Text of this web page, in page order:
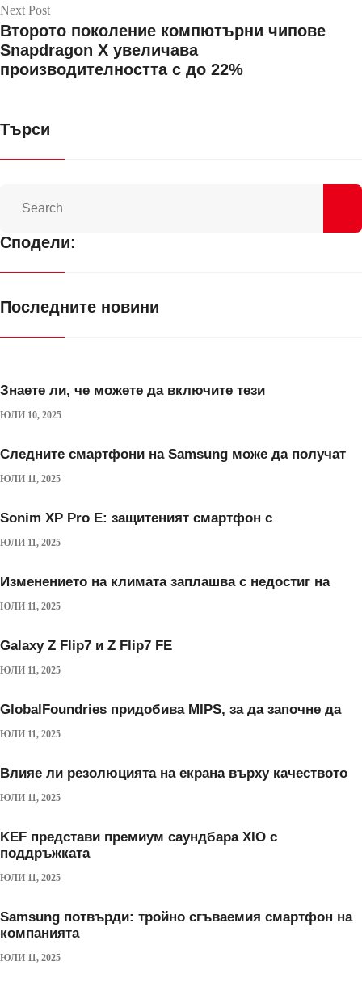
Next Post
Второто поколение компютърни чипове
Snapdragon X увеличава
производителността с до 22%
Търси
Сподели:
Последните новини
Знаете ли, че можете да включите тези
ЮЛИ 10, 2025
Следните смартфони на Samsung може да получат
ЮЛИ 11, 2025
Sonim XP Pro E: защитеният смартфон с
ЮЛИ 11, 2025
Изменението на климата заплашва с недостиг на
ЮЛИ 11, 2025
Galaxy Z Flip7 и Z Flip7 FE
ЮЛИ 11, 2025
GlobalFoundries придобива MIPS, за да започне да
ЮЛИ 11, 2025
Влияе ли резолюцията на екрана върху качеството
ЮЛИ 11, 2025
KEF представи премиум саундбара XIO с
поддръжката
ЮЛИ 11, 2025
Samsung потвърди: тройно сгъваемия смартфон на
компанията
ЮЛИ 11, 2025